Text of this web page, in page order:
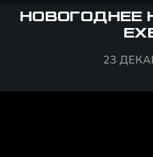
НОВОГОДНЕЕ
23